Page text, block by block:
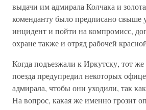
выдачи им адмирала Колчака и
коменданту было предписано свыше
инцидент и пойти на компромисс,
охране также и отряд рабочей
Когда подъезжали к Иркутску, тот
поезда предупредил некоторых
адмирала, чтобы они уходили, так
На вопрос, какая же именно грозит